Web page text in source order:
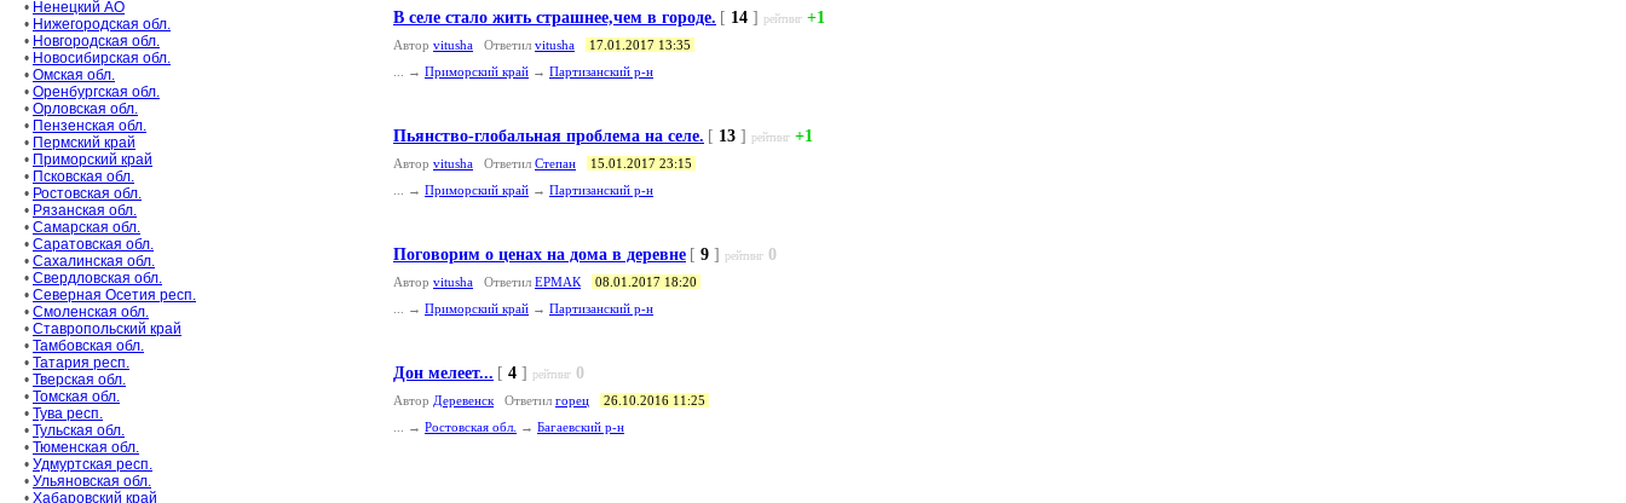
• Ненецкий АО
• Нижегородская обл.
• Новгородская обл.
• Новосибирская обл.
• Омская обл.
• Оренбургская обл.
• Орловская обл.
• Пензенская обл.
• Пермский край
• Приморский край
• Псковская обл.
• Ростовская обл.
• Рязанская обл.
• Самарская обл.
• Саратовская обл.
• Сахалинская обл.
• Свердловская обл.
• Северная Осетия респ.
• Смоленская обл.
• Ставропольский край
• Тамбовская обл.
• Татария респ.
• Тверская обл.
• Томская обл.
• Тува респ.
• Тульская обл.
• Тюменская обл.
• Удмуртская респ.
• Ульяновская обл.
• Хабаровский край
В селе стало жить страшнее,чем в городе. [ 14 ] рейтинг +1
Автор vitusha Ответил vitusha
17.01.2017 13:35
... → Приморский край → Партизанский р-н
Пьянство-глобальная проблема на селе. [ 13 ] рейтинг +1
Автор vitusha Ответил Степан
15.01.2017 23:15
... → Приморский край → Партизанский р-н
Поговорим о ценах на дома в деревне [ 9 ] рейтинг 0
Автор vitusha Ответил ЕРМАК
08.01.2017 18:20
... → Приморский край → Партизанский р-н
Дон мелеет... [ 4 ] рейтинг 0
Автор Деревенск Ответил горец
26.10.2016 11:25
... → Ростовская обл. → Багаевский р-н